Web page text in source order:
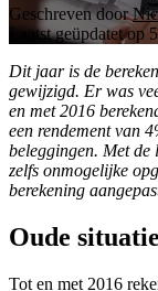
in
One
Accessibility
screen
reader,
press
"Ctrl
+
/".
This
activates
the
Geschreven door
Laatst geüpdatet op
Dit jaar is de
gewijzigd. Er was
en met 2016
een rendement van
beleggingen. Met de
zelfs onmogelijke
berekening
Oude situatie
Tot en met 2016